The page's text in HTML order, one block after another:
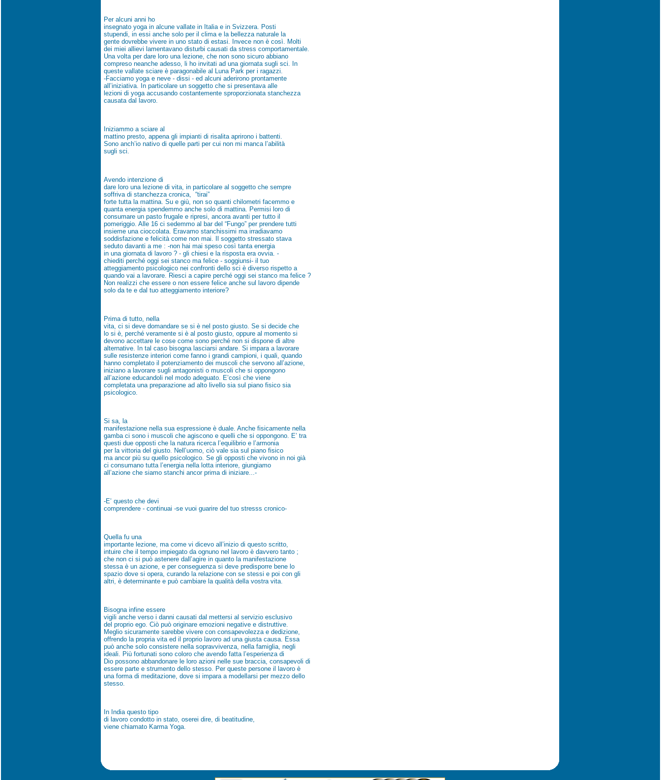
Per alcuni anni ho
insegnato yoga in alcune vallate in Italia e in Svizzera. Posti
stupendi, in essi anche solo per il clima e la bellezza naturale la
gente dovrebbe vivere in uno stato di estasi. Invece non è così. Molti
dei miei allievi lamentavano disturbi causati da stress comportamentale.
Una volta per dare loro una lezione, che non sono sicuro abbiano
compreso neanche adesso, li ho invitati ad una giornata sugli sci. In
queste vallate sciare è paragonabile al Luna Park per i ragazzi.
-Facciamo yoga e neve - dissi - ed alcuni aderirono prontamente
all’iniziativa. In particolare un soggetto che si presentava alle
lezioni di yoga accusando costantemente sproporzionata stanchezza
causata dal lavoro.
Iniziammo a sciare al
mattino presto, appena gli impianti di risalita aprirono i battenti.
Sono anch’io nativo di quelle parti per cui non mi manca l’abilità
sugli sci.
Avendo intenzione di
dare loro una lezione di vita, in particolare al soggetto che sempre
soffriva di stanchezza cronica, “tirai”
forte tutta la mattina. Su e giù, non so quanti chilometri facemmo e
quanta energia spendemmo anche solo di mattina. Permisi loro di
consumare un pasto frugale e ripresi, ancora avanti per tutto il
pomeriggio. Alle 16 ci sedemmo al bar del “Fungo” per prendere tutti
insieme una cioccolata. Eravamo stanchissimi ma irradiavamo
soddisfazione e felicità come non mai. Il soggetto stressato stava
seduto davanti a me : -non hai mai speso così tanta energia
in una giornata di lavoro ? - gli chiesi e la risposta era ovvia. -
chiediti perché oggi sei stanco ma felice - soggiunsi- il tuo
atteggiamento psicologico nei confronti dello sci è diverso rispetto a
quando vai a lavorare. Riesci a capire perché oggi sei stanco ma felice ?
Non realizzi che essere o non essere felice anche sul lavoro dipende
solo da te e dal tuo atteggiamento interiore?
Prima di tutto, nella
vita, ci si deve domandare se si è nel posto giusto. Se si decide che
lo si è, perché veramente si è al posto giusto, oppure al momento si
devono accettare le cose come sono perché non si dispone di altre
alternative. In tal caso bisogna lasciarsi andare. Si impara a lavorare
sulle resistenze interiori come fanno i grandi campioni, i quali, quando
hanno completato il potenziamento dei muscoli che servono all’azione,
iniziano a lavorare sugli antagonisti o muscoli che si oppongono
all’azione educandoli nel modo adeguato. E’così che viene
completata una preparazione ad alto livello sia sul piano fisico sia
psicologico.
Si sa, la
manifestazione nella sua espressione è duale. Anche fisicamente nella
gamba ci sono i muscoli che agiscono e quelli che si oppongono. E’ tra
questi due opposti che la natura ricerca l’equilibrio e l’armonia
per la vittoria del giusto. Nell’uomo, ciò vale sia sul piano fisico
ma ancor più su quello psicologico. Se gli opposti che vivono in noi già
ci consumano tutta l’energia nella lotta interiore, giungiamo
all’azione che siamo stanchi ancor prima di iniziare...-
-E’ questo che devi
comprendere - continuai -se vuoi guarire del tuo stresss cronico-
Quella fu una
importante lezione, ma come vi dicevo all’inizio di questo scritto,
intuire che il tempo impiegato da ognuno nel lavoro è davvero tanto ;
che non ci si può astenere dall’agire in quanto la manifestazione
stessa è un azione, e per conseguenza si deve predisporre bene lo
spazio dove si opera, curando la relazione con se stessi e poi con gli
altri, è determinante e può cambiare la qualità della vostra vita.
Bisogna infine essere
vigili anche verso i danni causati dal mettersi al servizio esclusivo
del proprio ego. Ciò può originare emozioni negative e distruttive.
Meglio sicuramente sarebbe vivere con consapevolezza e dedizione,
offrendo la propria vita ed il proprio lavoro ad una giusta causa. Essa
può anche solo consistere nella sopravvivenza, nella famiglia, negli
ideali. Più fortunati sono coloro che avendo fatta l’esperienza di
Dio possono abbandonare le loro azioni nelle sue braccia, consapevoli di
essere parte e strumento dello stesso. Per queste persone il lavoro è
una forma di meditazione, dove si impara a modellarsi per mezzo dello
stesso.
In India questo tipo
di lavoro condotto in stato, oserei dire, di beatitudine,
viene chiamato Karma Yoga.